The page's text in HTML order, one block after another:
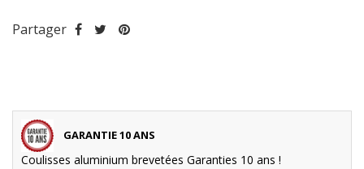
Partager
GARANTIE 10 ANS
Coulisses aluminium brevetées Garanties 10 ans !